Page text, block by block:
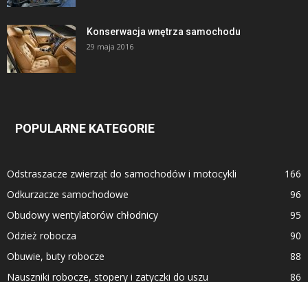
Konserwacja wnętrza samochodu
29 maja 2016
POPULARNE KATEGORIE
Odstraszacze zwierząt do samochodów i motocykli
166
Odkurzacze samochodowe
96
Obudowy wentylatorów chłodnicy
95
Odzież robocza
90
Obuwie, buty robocze
88
Nauszniki robocze, stopery i zatyczki do uszu
86